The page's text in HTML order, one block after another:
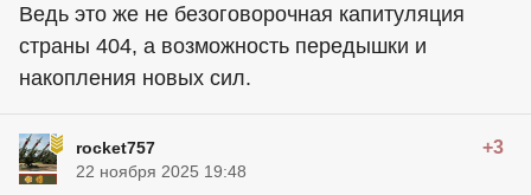
Ведь это же не безоговорочная капитуляция
страны 404, а возможность передышки и
накопления новых сил.
rocket757 +3
22 ноября 2025 19:48